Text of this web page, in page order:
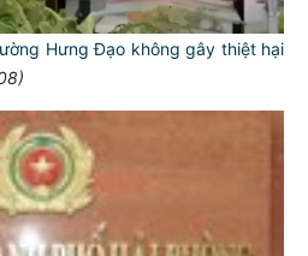
Hưng Đạo không gây thiệt hại